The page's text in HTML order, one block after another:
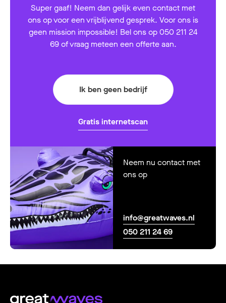
Super gaaf! Neem dan gelijk even contact met
ons op voor een vrijblijvend gesprek. Voor ons is
geen mission impossible! Bel ons op 050 211 24
69 of vraag meteen een offerte aan.
Ik ben geen bedrijf
Gratis internetscan
Neem nu contact met
ons op
info@greatwaves.nl
050 211 24 69